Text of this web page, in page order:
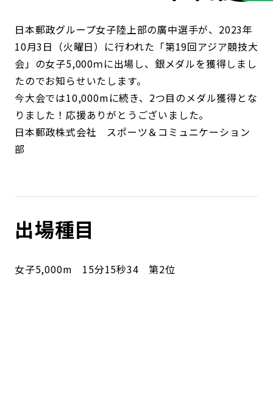
日本郵政グループ女子陸上部の廣中選手が、2023年
10月3日（火曜日）に行われた「第19回アジア競技大
会」の女子5,000ｍに出場し、銀メダルを獲得しまし
たのでお知らせいたします。
今大会では10,000mに続き、2つ目のメダル獲得とな
りました！応援ありがとうございました。
日本郵政株式会社 スポーツ＆コミュニケーション
部
出場種目
女子5,000m 15分15秒34 第2位